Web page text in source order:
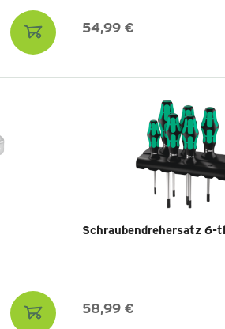
54,99 €
Schraubendrehersatz 6-
58,99 €